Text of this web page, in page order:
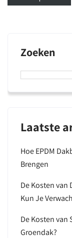
Zoeken
Laatste
Hoe EPDM
Brengen
De Kosten van
Kun Je
De Kosten van
Groendak?